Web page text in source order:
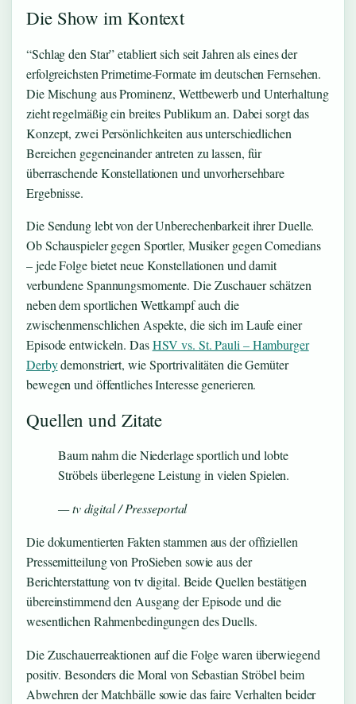
Die Show im Kontext
“Schlag den Star” etabliert sich seit Jahren als eines der
erfolgreichsten Primetime-Formate im deutschen Fernsehen.
Die Mischung aus Prominenz, Wettbewerb und Unterhaltung
zieht regelmäßig ein breites Publikum an. Dabei sorgt das
Konzept, zwei Persönlichkeiten aus unterschiedlichen
Bereichen gegeneinander antreten zu lassen, für
überraschende Konstellationen und unvorhersehbare
Ergebnisse.
Die Sendung lebt von der Unberechenbarkeit ihrer Duelle.
Ob Schauspieler gegen Sportler, Musiker gegen Comedians
– jede Folge bietet neue Konstellationen und damit
verbundene Spannungsmomente. Die Zuschauer schätzen
neben dem sportlichen Wettkampf auch die
zwischenmenschlichen Aspekte, die sich im Laufe einer
Episode entwickeln. DasHSV vs. St. Pauli – Hamburger
Derbydemonstriert, wie Sportrivalitäten die Gemüter
bewegen und öffentliches Interesse generieren.
Quellen und Zitate
Baum nahm die Niederlage sportlich und lobte
Ströbels überlegene Leistung in vielen Spielen.
— tv digital / Presseportal
Die dokumentierten Fakten stammen aus der offiziellen
Pressemitteilung von ProSieben sowie aus der
Berichterstattung von tv digital. Beide Quellen bestätigen
übereinstimmend den Ausgang der Episode und die
wesentlichen Rahmenbedingungen des Duells.
Die Zuschauerreaktionen auf die Folge waren überwiegend
positiv. Besonders die Moral von Sebastian Ströbel beim
Abwehren der Matchbälle sowie das faire Verhalten beider